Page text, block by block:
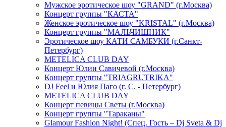
Мужское эротическое шоу "GRAND" (г.Москва)
Концерт группы "КАСТА"
Женское эротическое шоу "KRISTAL" (г.Москва)
Концерт группы "МАЛЬЧИШНИК"
Эротическое шоу КАТИ САМБУКИ (г.Санкт-
Петербург)
METELICA CLUB DAY
Концерт Юлии Савичевой (г.Москва)
Концерт группы "TRIAGRUTRIKA"
DJ Feel и Юлия Паго (г. С. - Петербург)
METELICA CLUB DAY
Концерт певицы Светы (г.Москва)
Концерт группы "Тараканы"
Glamour Fashion Night! (Спец. Гость – Dj Sveta & Dj